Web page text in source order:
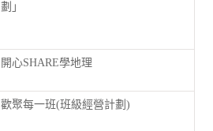
劃」
開心SHARE學地理
歡聚每一班(班級經營計劃)